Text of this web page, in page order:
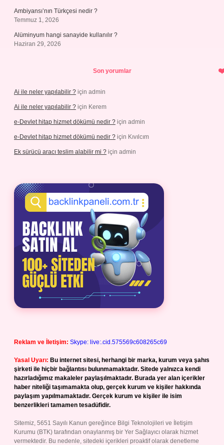
Ambiyansı’nın Türkçesi nedir ?
Temmuz 1, 2026
Alüminyum hangi sanayide kullanılır ?
Haziran 29, 2026
Son yorumlar
Ai ile neler yapılabilir ? için admin
Ai ile neler yapılabilir ? için Kerem
e-Devlet hitap hizmet dökümü nedir ? için admin
e-Devlet hitap hizmet dökümü nedir ? için Kıvılcım
Ek sürücü aracı teslim alabilir mi ? için admin
Reklam ve İletişim: Skype: live:.cid.575569c608265c69
Yasal Uyarı: Bu internet sitesi, herhangi bir marka, kurum veya şahıs
şirketi ile hiçbir bağlantısı bulunmamaktadır. Sitede yalnızca kendi
hazırladığımız makaleler paylaşılmaktadır. Burada yer alan içerikler
haber niteliği taşımamakta olup, gerçek kurum ve kişiler hakkında
paylaşım yapılmamaktadır. Gerçek kurum ve kişiler ile isim
benzerlikleri tamamen tesadüfidir.
Sitemiz, 5651 Sayılı Kanun gereğince Bilgi Teknolojileri ve İletişim
Kurumu (BTK) tarafından onaylanmış bir Yer Sağlayıcı olarak hizmet
vermektedir. Bu nedenle, sitedeki içerikleri proaktif olarak denetleme